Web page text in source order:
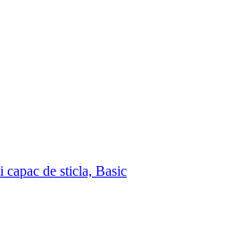
capac de sticla, Basic